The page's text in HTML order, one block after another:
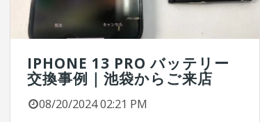
IPHONE 13 PRO バッテリー
交換事例｜池袋からご来店
08/20/2024 02:21 PM